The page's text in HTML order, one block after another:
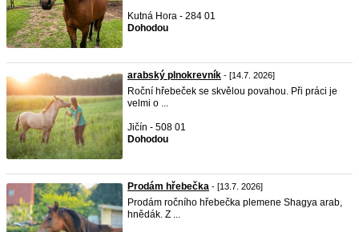
Kutná Hora - 284 01
Dohodou
arabský plnokrevník - [14.7. 2026]
Roční hřebeček se skvělou povahou. Při práci je
velmi o ...
Jičín - 508 01
Dohodou
Prodám hřebečka - [13.7. 2026]
Prodám ročního hřebečka plemene Shagya arab,
hnědák. Z ...